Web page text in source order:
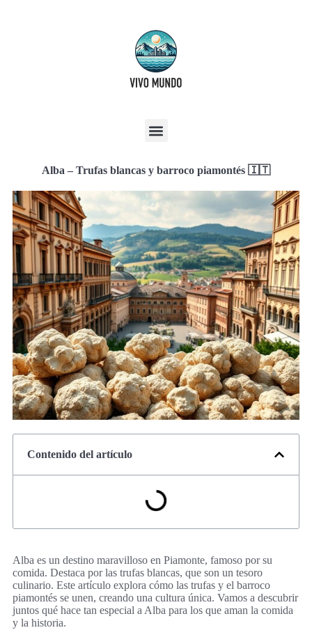
Alba – Trufas blancas y barroco piamontés 🇮🇹
Contenido del artículo
Alba es un destino maravilloso en Piamonte, famoso por su
comida. Destaca por las trufas blancas, que son un tesoro
culinario. Este artículo explora cómo las trufas y el barroco
piamontés se unen, creando una cultura única. Vamos a descubrir
juntos qué hace tan especial a Alba para los que aman la comida
y la historia.